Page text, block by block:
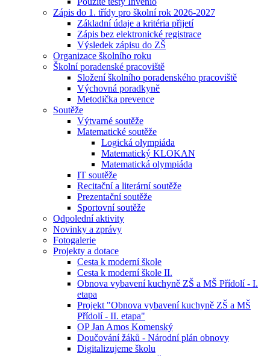
Zápis do 1. třídy pro školní rok 2026-2027
Základní údaje a kritéria přijetí
Zápis bez elektronické registrace
Výsledek zápisu do ZŠ
Organizace školního roku
Školní poradenské pracoviště
Složení školního poradenského pracoviště
Výchovná poradkyně
Metodička prevence
Soutěže
Výtvarné soutěže
Matematické soutěže
Logická olympiáda
Matematický KLOKAN
Matematická olympiáda
IT soutěže
Recitační a literární soutěže
Prezentační soutěže
Sportovní soutěže
Odpolední aktivity
Novinky a zprávy
Fotogalerie
Projekty a dotace
Cesta k moderní škole
Cesta k moderní škole II.
Obnova vybavení kuchyně ZŠ a MŠ Přídolí - I.
etapa
Projekt "Obnova vybavení kuchyně ZŠ a MŠ
Přídolí - II. etapa"
OP Jan Amos Komenský
Doučování žáků - Národní plán obnovy
Digitalizujeme školu